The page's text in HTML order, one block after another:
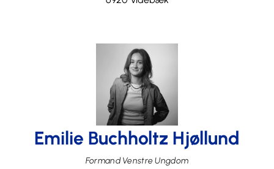
Emilie Buchholtz Hjøllund
Formand Venstre Ungdom